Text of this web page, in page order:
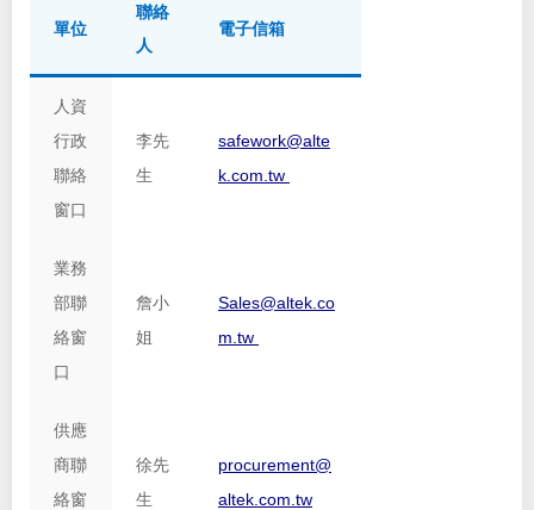
單位
聯絡
人
電子信箱
人資
行政
聯絡
窗口
李先
生
safework@alte
k.com.tw
業務
部聯
絡窗
口
詹小
姐
Sales@altek.co
m.tw
供應
商聯
絡窗
徐先
生
procurement@
altek.com.tw